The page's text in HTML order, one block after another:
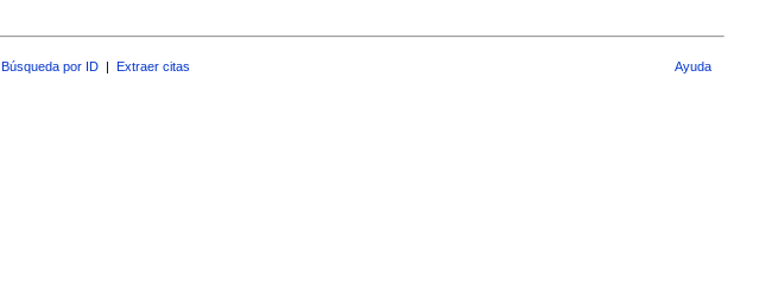
Búsqueda por ID | Extraer citas Ayuda